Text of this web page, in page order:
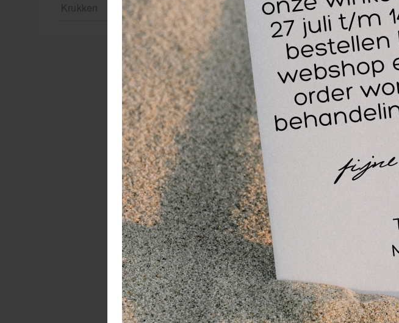
Krukken
ProStrap is een bandage
immobiliseren van
ProStrap Flex is makkelijk
De bandage plakt niet vast
goed aan om een zo optimale
ProStrap flex is ook uitermate
bandag op zichzelf hecht laat